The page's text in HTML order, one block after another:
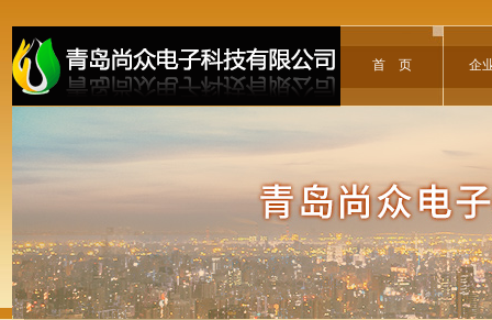
首 页 企